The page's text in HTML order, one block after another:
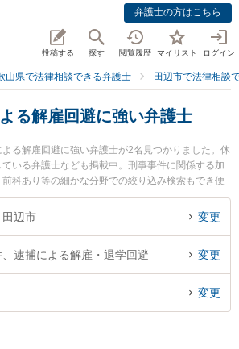
弁護士の方はこちら
投稿する 探す 閲覧履歴 マイリスト ログイン
山県で法律相談できる弁護士 田辺市で法律相談
る解雇回避に強い弁護士
る解雇回避に強い弁護士が2名見つかりました。休
いる弁護士なども掲載中。刑事事件に関係する加
科あり等の細かな分野での絞り込み検索もでき便
務所の佐藤 生空弁護士やあおい法律事務所の岡田
情報や弁護士費用、強みなどが注目されています。
回相談無料で逮捕による解雇回避を法律相談できる
したい』などでお困りの相談者さんにおすすめで
辺市 変更
逮捕による解雇・退学回避 変更
変更